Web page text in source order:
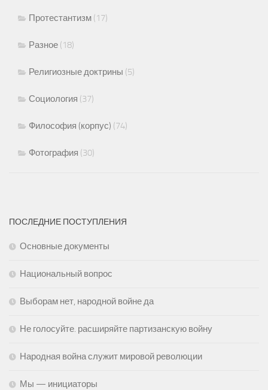
Протестантизм (17)
Разное (18)
Религиозные доктрины (5)
Социология (37)
Философия (корпус) (74)
Фотография (30)
ПОСЛЕДНИЕ ПОСТУПЛЕНИЯ
Основные документы
Национальный вопрос
Выборам нет, народной войне да
Не голосуйте. расширяйте партизанскую войну
Народная война служит мировой революции
Мы — инициаторы